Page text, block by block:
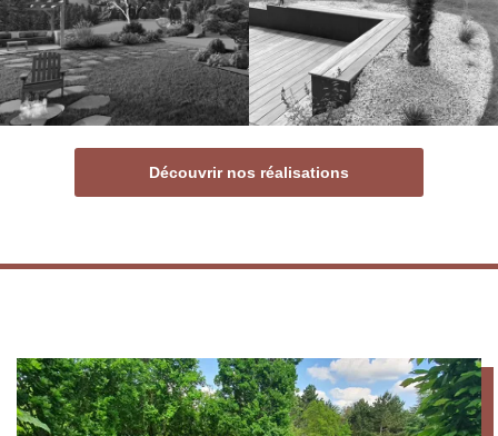
Découvrir nos réalisations